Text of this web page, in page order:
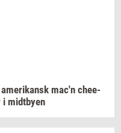
ame­ri­kansk mac'n che­e­
imidt­by­en